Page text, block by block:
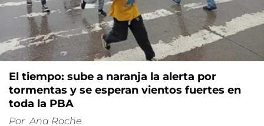
El tiempo: sube a naranja la alerta por
tormentas y se esperan vientos fuertes en
toda la PBA
Por Ana Roche